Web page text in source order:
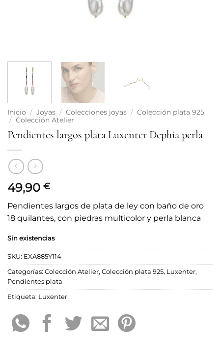
Inicio / Joyas / Colecciones joyas / Colección plata 925
/ Colección Atelier
Pendientes largos plata Luxenter Dephia perla
49,90 €
Pendientes largos de plata de ley con baño de oro
18 quilantes, con piedras multicolor y perla blanca
Sin existencias
SKU: EXA885Y114
Categorías: Colección Atelier, Colección plata 925, Luxenter,
Pendientes plata
Etiqueta: Luxenter